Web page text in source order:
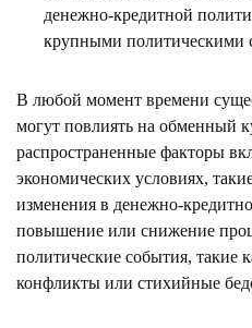
денежно-кредитной
крупными политическими
В любой момент времени
могут повлиять на обменный
распространенные факторы
экономических условиях,
изменения в денежно-
повышение или снижение
политические события, такие
конфликты или стихийные